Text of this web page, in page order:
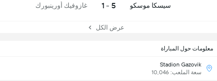
معلومات حول المباراة
Stadion Gazovik
سعة الملعب: 10,046
سيسكا موسكو 5 - 1 غازوفيك أورينبورك
عرض الكل